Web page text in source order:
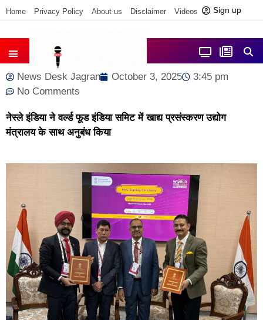
Home Privacy Policy About us Disclaimer Videos Contact us
Sign up
News Desk Jagran October 3, 2025
3:45 pm
No Comments
नेस्ले इंडिया ने वर्ल्‍ड फूड इंडिया समिट में खाद्य प्रसंस्‍करण उद्योग
मंत्रालय के साथ अनुबंध किया